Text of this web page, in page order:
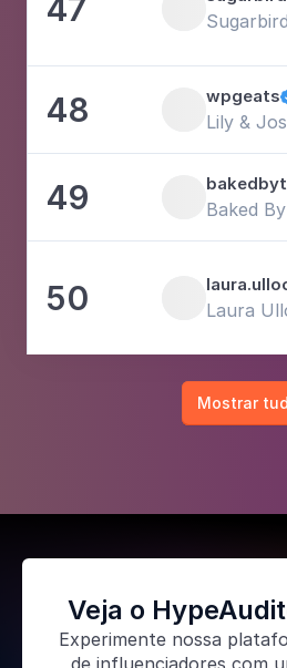
47
48 wpgeats
Lily &
49 Baked
50 Laura
Mostrar
Veja o
Experimente nossa
de influenciadores com